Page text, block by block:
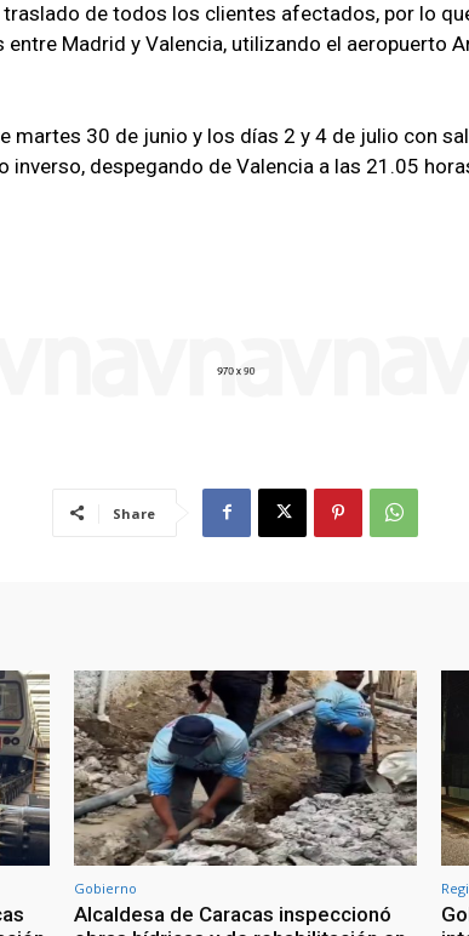
de todos los clientes afectados, por lo
entre Madrid y Valencia, utilizando el aeropuerto
martes 30 de junio y los días 2 y 4 de julio con
inverso, despegando de Valencia a las 21.05
Share
Gobierno
Alcaldesa de Caracas inspeccionó